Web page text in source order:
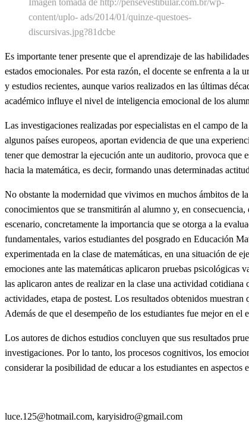
content/uplo- ads/2014/01/quinze-questoes-
discursivas.jpg?81dcbe
Es importante tener presente que el aprendizaje de las
estados emocionales. Por esta razón, el docente se enfrenta a la
y estudios recientes, aunque varios realizados en las últimas
académico influye el nivel de inteligencia emocional de los
Las investigaciones realizadas por especialistas en el campo de
algunos países europeos, aportan evidencia de que una
tener que demostrar la ejecución ante un auditorio, provoca que
hacia la matemática, es decir, formando unas determinadas
No obstante la modernidad que vivimos en muchos ámbitos de
conocimientos que se transmitirán al alumno y, en
escenario, concretamente la importancia que se otorga a la
fundamentales, varios estudiantes del posgrado en Educación
experimentada en la clase de matemáticas, en una situación de
emociones ante las matemáticas aplicaron pruebas psicológicas
las aplicaron antes de realizar en la clase una actividad
actividades, etapa de postest. Los resultados obtenidos
Además de que el desempeño de los estudiantes fue mejor en
Los autores de dichos estudios concluyen que sus resultados
investigaciones. Por lo tanto, los procesos cognitivos, los
considerar la posibilidad de educar a los estudiantes en
luce.125@hotmail.com, karyisidro@gmail.com